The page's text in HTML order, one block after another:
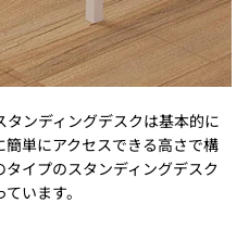
ンディングデスクは基本的に
単にアクセスできる高さで構
イプのスタンディングデスク
います。